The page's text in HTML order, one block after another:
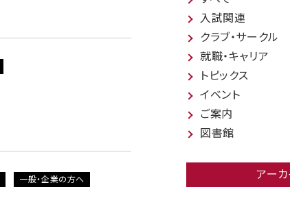
一般・企業の方へ
入試関連
クラブ・サークル
就職・キャリア
トピックス
イベント
ご案内
図書館
アー